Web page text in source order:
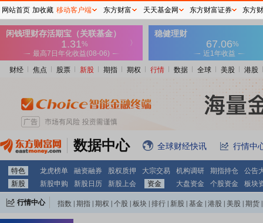
财经 焦点 股票 新股 期指 期权 行情 数据 全球 美股 港股
数据中心 全球财经快讯 行情中
特色 龙虎榜单 融资融券 股权质押 大宗交易 机构调研 期指持仓
公告
新股
新股申购 新股日历 新股上会 资金 大盘资金 个股资金 板块
行情中心 指数 期指 期权 个股 板块 排行 新股 基金 港股 美股 期货
网站首页 加收藏 移动客户端 东方财富 天天基金网 东方财富证券 东方